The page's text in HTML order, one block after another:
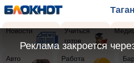
Новости
Учиться
готов
Авто Работа
Реклама закроется